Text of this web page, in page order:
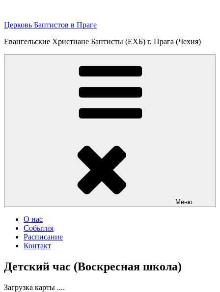
содержимому
Церковь Баптистов в Праге
Евангельские Христиане Баптисты (ЕХБ) г. Прага (Чехия)
Меню
О нас
События
Расписание
Контакт
Детский час (Воскресная школа)
Загрузка карты ....